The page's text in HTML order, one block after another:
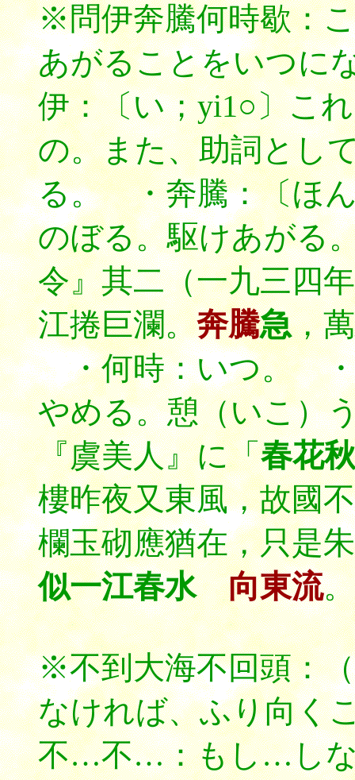
※問伊奔騰何時歇：
あがることをいつに
伊：〔い；yi1○〕こ
の。また、助詞とし
る。 ・奔騰：〔ほ
のぼる。駆けあがる
令』其二（一九三四
江捲巨瀾。奔騰急，
・何時：いつ。 ・
やめる。憩（いこ）
『虞美人』に「春花
樓昨夜又東風，故
欄玉砌應猶在，只是
似一江春水向東流
※不到大海不回頭：
なければ、ふり向く
不…不…：もし…し